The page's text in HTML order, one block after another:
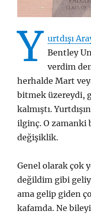
Y urtdışı
Bentley
verdim
herhalde Mart
bitmek üzereydi,
kalmıştı.
ilginç. O zamanki
değişiklik.
Genel olarak çok
değildim gibi
ama gelip giden
kafamda. Ne